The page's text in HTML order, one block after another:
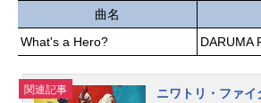
ていく一攫千金サ
ら目が離せない！
カムイ第四期放送
023年4月3日（月
いく。作品名ちび
形態TVアニメス
月7日（日）～
1995年1月8日（
6時よりFNS系列
曲名
What's a Hero?
DARUMA
関連記事
ニワトリ・ファイ